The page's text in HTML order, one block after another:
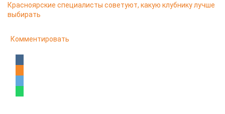
Красноярские специалисты советуют, какую клубнику лучше
выбирать
Комментировать